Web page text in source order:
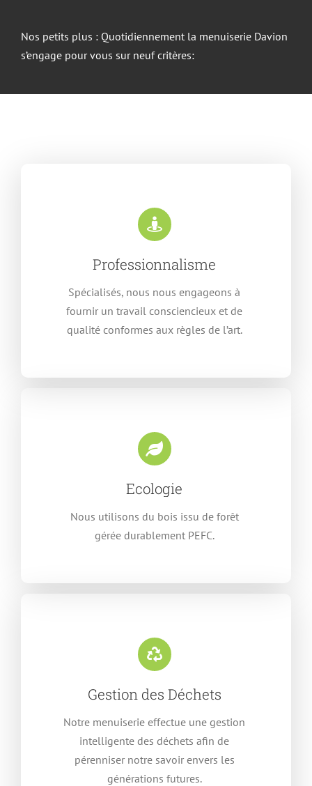
Nos petits plus : Quotidiennement la menuiserie Davion
s’engage pour vous sur neuf critères:
Professionnalisme
Spécialisés, nous nous engageons à
fournir un travail consciencieux et de
qualité conformes aux règles de l’art.
Ecologie
Nous utilisons du bois issu de forêt
gérée durablement PEFC.
Gestion des Déchets
Notre menuiserie effectue une gestion
intelligente des déchets afin de
pérenniser notre savoir envers les
générations futures.